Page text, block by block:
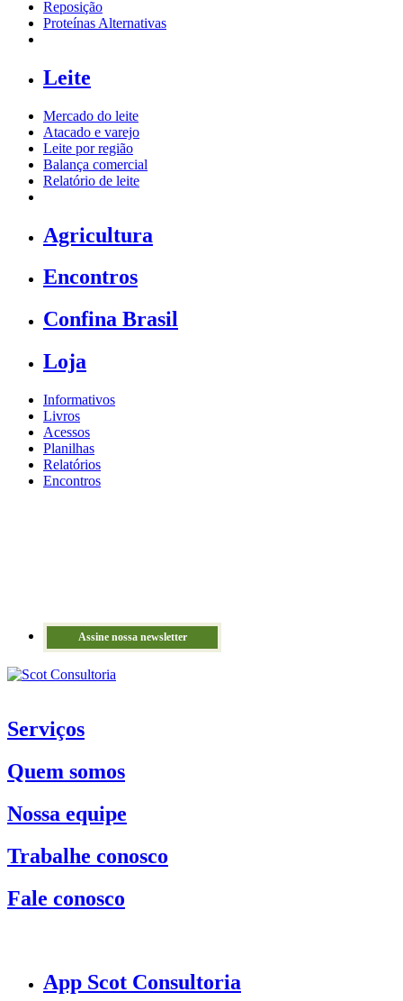
Reposição
Proteínas Alternativas
Leite
Mercado do leite
Atacado e varejo
Leite por região
Balança comercial
Relatório de leite
Agricultura
Encontros
Confina Brasil
Loja
Informativos
Livros
Acessos
Planilhas
Relatórios
Encontros
Assine nossa newsletter
Serviços
Quem somos
Nossa equipe
Trabalhe conosco
Fale conosco
App Scot Consultoria